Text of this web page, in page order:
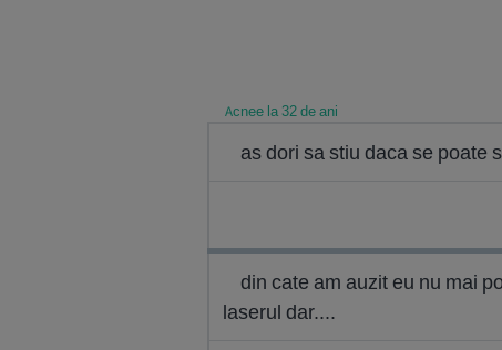
Acnee la 32 de ani
as dori sa stiu daca se poate
din cate am auzit eu nu mai
laserul dar....